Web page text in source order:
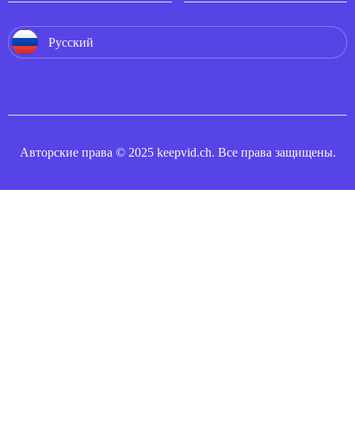
Русский
Авторские права © 2025 keepvid.ch. Все права защищены.